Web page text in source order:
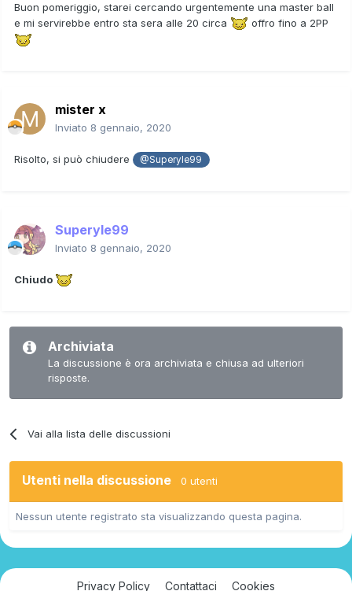
Buon pomeriggio, starei cercando urgentemente una master ball
e mi servirebbe entro sta sera alle 20 circa
offro fino a 2PP
mister x
Inviato 8 gennaio, 2020
Risolto, si può chiudere @Superyle99
Superyle99
Inviato 8 gennaio, 2020
Chiudo
Archiviata
La discussione è ora archiviata e chiusa ad ulteriori
risposte.
Vai alla lista delle discussioni
Utenti nella discussione 0 utenti
Nessun utente registrato sta visualizzando questa pagina.
Privacy Policy Contattaci Cookies